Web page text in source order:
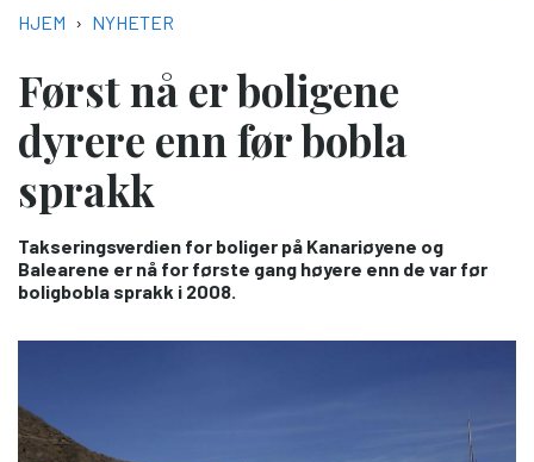
NAVIGASJONSSTI
HJEM NYHETER
Først nå er boligene
dyrere enn før bobla
sprakk
Takseringsverdien for boliger på Kanariøyene og
Balearene er nå for første gang høyere enn de var før
boligbobla sprakk i 2008.